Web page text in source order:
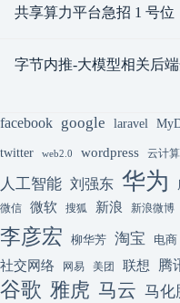
共享算力平台急招 1 号位
字节内推-大模型相关后
facebook google laravel
twitter web2.0 wordpress 云计算
人工智能 刘强东 华为
微信 微软 搜狐 新浪 新浪微博
李彦宏 柳华芳 淘宝 电商
社交网络 网易 美团 联想 腾
谷歌 雅虎 马云 马化